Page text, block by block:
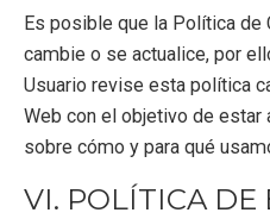
Es posible que la Política de
cambie o se actualice, por
Usuario revise esta política
Web con el objetivo de estar
sobre cómo y para qué
VI. POLÍTICA DE